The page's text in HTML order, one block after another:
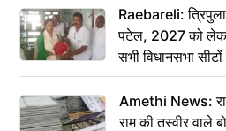
Raebareli: त्रिपुला
पटेल, 2027 को
सभी विधानसभा
Amethi News:
राम की तस्वीर वाले